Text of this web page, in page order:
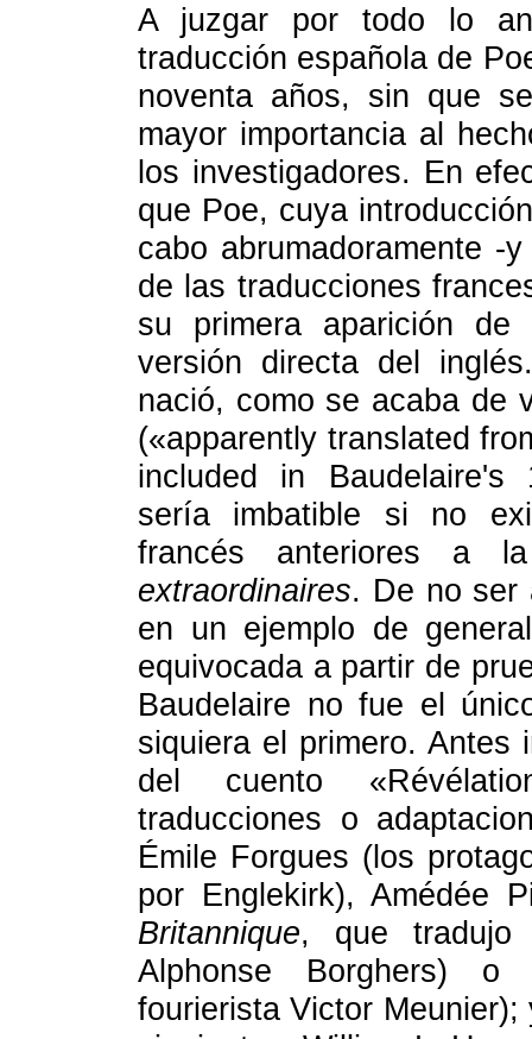
A juzgar por todo lo
traducción española de
noventa años, sin que
mayor importancia al
los investigadores. En
que Poe, cuya
cabo abrumadoramente -
de las traducciones
su primera aparición
versión directa del
nació, como se acaba de
(«apparently translated
included in Baudelaire's
sería imbatible si no
francés anteriores a
extraordinaires. De no ser
en un ejemplo de
equivocada a partir de
Baudelaire no fue el
siquiera el primero. Antes
del cuento
traducciones o
Émile Forgues (los
por Englekirk), Amédée
Britannique, que tradujo
Alphonse Borghers) o
fourierista Victor